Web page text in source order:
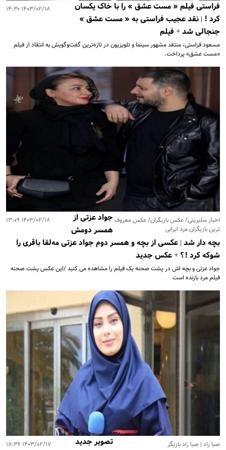
۱۴۰۳/۰۲/۱۸ ۱۴:۳۰
فراستی فیلم « مست عشق » را با خاک یکسان
کرد ! | نقد عجیب فراستی به « مست عشق »
جنجالی شد + فیلم
مسعود فراستی، منتقد مشهور سینما و تلویزیون در تازه‌ترین گفت‌وگویش به انتقاد از فیلم
«مست عشق» پرداخت.
۱۴۰۳/۰۲/۱۸ ۱۳:۰۹
اخبار سلبریتی/ عکس بازیگران/ عکس معروف
ترین بازیگران مرد ایرانی
جواد عزتی از
همسر دومش
بچه دار شد | عکسی از بچه و همسر دوم جواد عزتی مه‌لقا باقری را
شوکه کرد !؟ + عکس جدید
جواد عزتی و بچه اش در پشت صحنه یک فیلم را مشاهده می کنید /این عکس پشت صحنه
فیلم مرد بازنده است
۱۴۰۳/۰۲/۱۷ ۱۸:۳۶ صبا راد | صبا راد بازیگر
تصویر جدید